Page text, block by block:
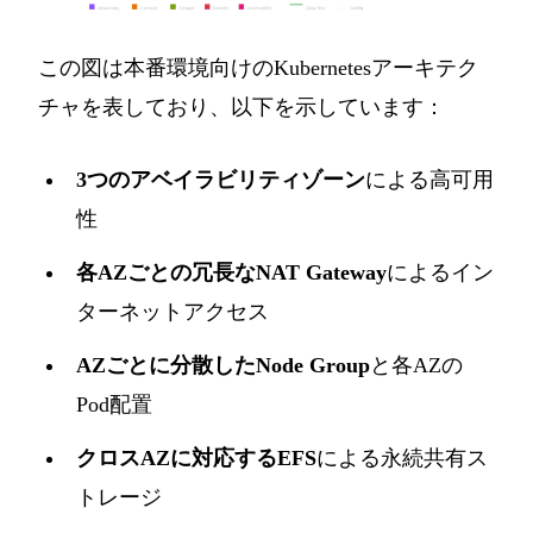
この図は本番環境向けのKubernetesアーキテク
チャを表しており、以下を示しています：
3つのアベイラビリティゾーンによる高可用
性
各AZごとの冗長なNAT Gatewayによるイン
ターネットアクセス
AZごとに分散したNode Groupと各AZの
Pod配置
クロスAZに対応するEFSによる永続共有ス
トレージ